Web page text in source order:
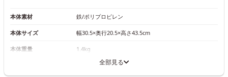
本体素材 鉄/ポリプロピレン
本体サイズ 幅30.5×奥行20.5×高さ43.5cm
本体重量 1.4kg
全部見る